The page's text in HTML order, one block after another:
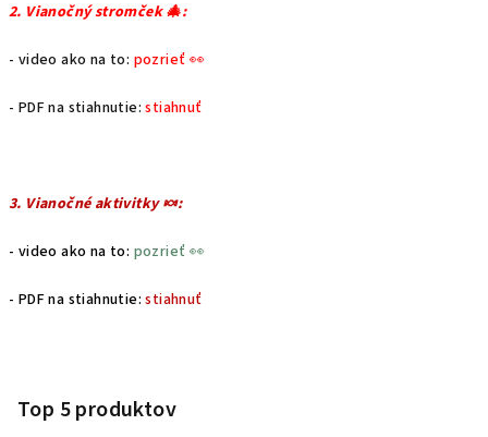
2. Vianočný stromček 🎄:
- video ako na to: pozrieť 👀
- PDF na stiahnutie: stiahnuť
3. Vianočné aktivitky 🍬:
- video ako na to: pozrieť 👀
- PDF na stiahnutie:stiahnuť
Top 5 produktov